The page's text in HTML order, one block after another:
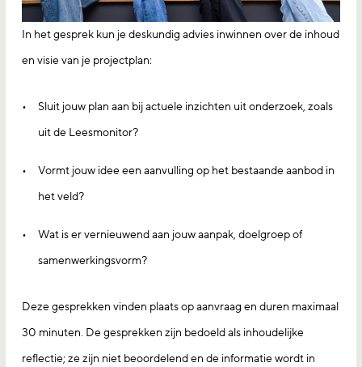
In het gesprek kun je deskundig advies inwinnen over de inhoud
en visie van je projectplan:
Sluit jouw plan aan bij actuele inzichten uit onderzoek, zoals
uit de Leesmonitor?
Vormt jouw idee een aanvulling op het bestaande aanbod in
het veld?
Wat is er vernieuwend aan jouw aanpak, doelgroep of
samenwerkingsvorm?
Deze gesprekken vinden plaats op aanvraag en duren maximaal
30 minuten. De gesprekken zijn bedoeld als inhoudelijke
reflectie; ze zijn niet beoordelend en de informatie wordt in